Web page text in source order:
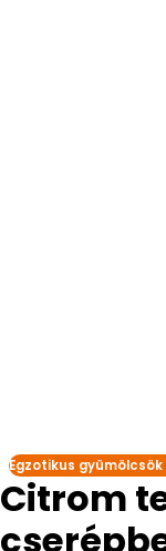
Egzotikus gyümölcsök
Citrom